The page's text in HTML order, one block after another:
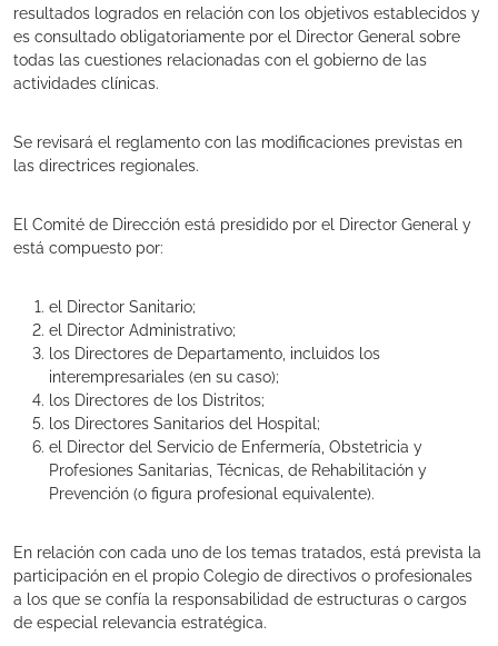
resultados logrados en relación con los objetivos establecidos y
es consultado obligatoriamente por el Director General sobre
todas las cuestiones relacionadas con el gobierno de las
actividades clínicas.
Se revisará el reglamento con las modificaciones previstas en
las directrices regionales.
El Comité de Dirección está presidido por el Director General y
está compuesto por:
el Director Sanitario;
el Director Administrativo;
los Directores de Departamento, incluidos los
interempresariales (en su caso);
los Directores de los Distritos;
los Directores Sanitarios del Hospital;
el Director del Servicio de Enfermería, Obstetricia y
Profesiones Sanitarias, Técnicas, de Rehabilitación y
Prevención (o figura profesional equivalente).
En relación con cada uno de los temas tratados, está prevista la
participación en el propio Colegio de directivos o profesionales
a los que se confía la responsabilidad de estructuras o cargos
de especial relevancia estratégica.